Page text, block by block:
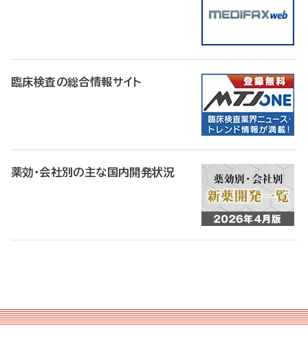
臨床検査の総合情報サイト
薬効・会社別の主な国内開発状況